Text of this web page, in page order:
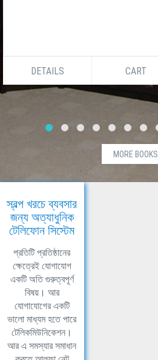
DETAILS CART
MORE BOOKS
স্বল্প খরচে ব্যবসার
জন্য অত্যাধুনিক
টেলিফোন সিস্টেম
প্রতিটি প্রতিষ্ঠানের
ক্ষেত্রেই যোগাযোগ
একটি অতি গুরুত্বপূর্ণ
বিষয়। আর
যোগাযোগের একটি
ভালো মাধ্যম হতে পারে
টেলিকমিউনিকেশন।
আর এ সমস্যার সমাধান